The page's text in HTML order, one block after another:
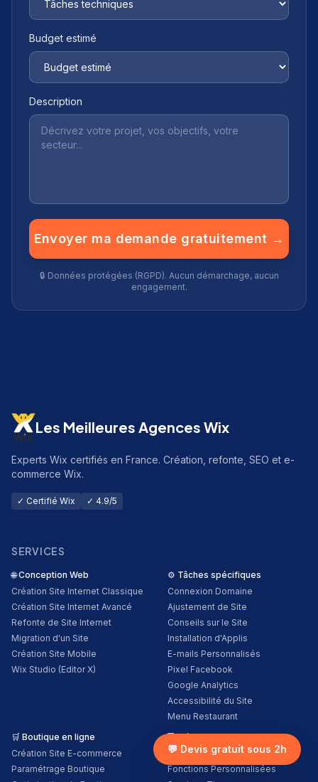
Budget estimé
Description
Envoyer ma demande gratuitement →
🔒 Données protégées (RGPD). Aucun démarchage, aucun
engagement.
Les Meilleures Agences Wix
Experts Wix certifiés en France. Création, refonte, SEO et e-
commerce Wix.
✓ Certifié Wix ✓ 4.9/5
SERVICES
🌐 Conception Web
Création Site Internet Classique
Création Site Internet Avancé
Refonte de Site Internet
Migration d'un Site
Création Site Mobile
Wix Studio (Editor X)
⚙️ Tâches spécifiques
Connexion Domaine
Ajustement de Site
Conseils sur le Site
Installation d'Applis
E-mails Personnalisés
Pixel Facebook
Google Analytics
Accessibilité du Site
Menu Restaurant
🛒 Boutique en ligne
Création Site E-commerce
Paramétrage Boutique
💻 Développement Web
Conseils sur le Code
Fonctions Personnalisées
💬 Devis gratuit sous 2h